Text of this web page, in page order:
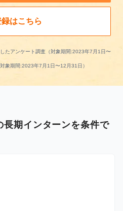
はこちら
たアンケート調査（対象期間:2023年7月1日〜
象期間:2023年7月1日〜12月31日）
長期インターンを条件で